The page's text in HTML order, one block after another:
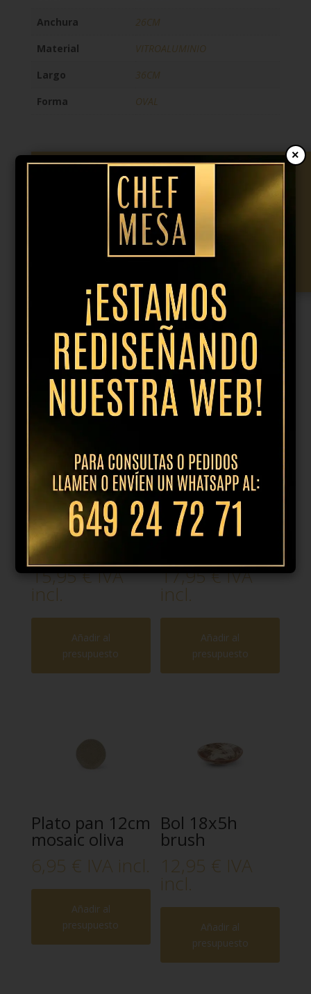
Anchura
26CM
Material
VITROALUMINIO
Largo
36CM
Forma
OVAL
16,31€ IVA incl.
Añadir al presupuesto
Productos relacionados
Plato llano
25.5cm dune
azul
15,95€IVA
incl.
Añadir al
presupuesto
Plato hondo
25.5cm dune
17,95€IVA
incl.
Añadir al
presupuesto
Plato pan 12cm
mosaic oliva
6,95 € IVA incl.
Añadir al
presupuesto
Bol 18x5h
brush
12,95 € IVA
incl.
Añadir al
presupuesto
×